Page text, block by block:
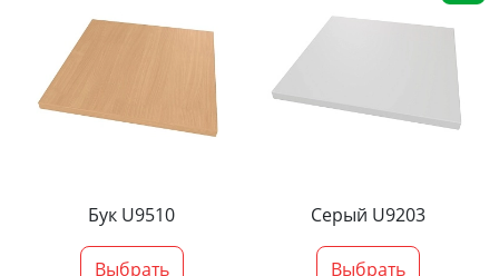
Бук U9510
Выбрать
Серый U9203
Выбрать